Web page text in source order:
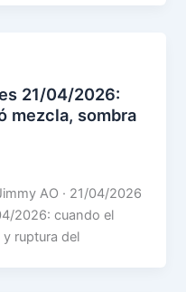
21/04/2026:
mezcla, sombra
AO · 21/04/2026
2026: cuando el
ruptura del